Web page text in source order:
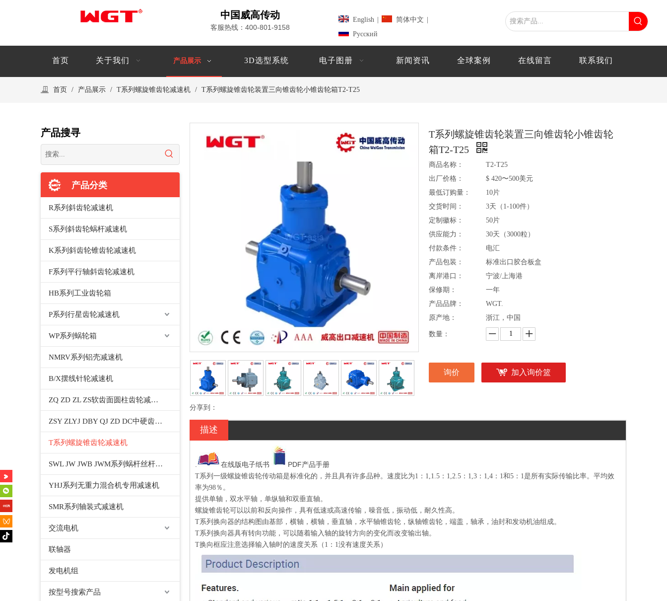
中国威高传动
客服热线： 400-801-9158
English 简体中文
Pусский
首页 关于我们 产品展示 3D选型系统 电子图册 新闻资讯 全球案例 在线留言 联系我们
首页 / 产品展示 / T系列螺旋锥齿轮减速机 / T系列螺旋锥齿轮装置三向锥齿轮小锥齿轮箱T2-T25
产品搜寻
产品分类
R系列斜齿轮减速机
S系列斜齿轮蜗杆减速机
K系列斜齿轮锥齿轮减速机
F系列平行轴斜齿轮减速机
HB系列工业齿轮箱
P系列行星齿轮减速机
WP系列蜗轮箱
NMRV系列铝壳减速机
B/X摆线针轮减速机
ZQ ZD ZL ZS软齿面圆柱齿轮减速机
ZSY ZLYJ DBY QJ ZD DC中硬齿面圆柱齿轮减速机
T系列螺旋锥齿轮减速机
SWL JW JWB JWM系列蜗杆丝杆升降机千斤顶
YHJ系列无重力混合机专用减速机
SMR系列轴装式减速机
交流电机
联轴器
发电机组
按型号搜索产品
分享到：
T系列螺旋锥齿轮装置三向锥齿轮小锥齿轮
箱T2-T25
商品名称：
T2-T25
出厂价格：
$ 420〜500美元
最低订购量：
10片
交货时间：
3天（1-100件）
定制徽标：
50片
供应能力：
30天（3000粒）
付款条件：
电汇
产品包装：
标准出口胶合板盒
离岸港口：
宁波/上海港
保修期：
一年
产品品牌：
WGT.
原产地：
浙江，中国
数量：
询价 加入询价篮
描述
在线版电子纸书 PDF产品手册
T系列一级螺旋锥齿轮传动箱是标准化的，并且具有许多品种。速度比为1：1,1.5：1,2.5：1,3：1,4：1和5：1是所有实际传输比率。平均效
率为98％。
提供单轴，双水平轴，单纵轴和双垂直轴。
螺旋锥齿轮可以以前和反向操作，具有低速或高速传输，噪音低，振动低，耐久性高。
T系列换向器的结构图由基部，横轴，横轴，垂直轴，水平轴锥齿轮，纵轴锥齿轮，端盖，轴承，油封和发动机油组成。
T系列换向器具有转向功能，可以随着输入轴的旋转方向的变化而改变输出轴。
T换向框应注意选择输入轴时的速度关系（1：1没有速度关系）